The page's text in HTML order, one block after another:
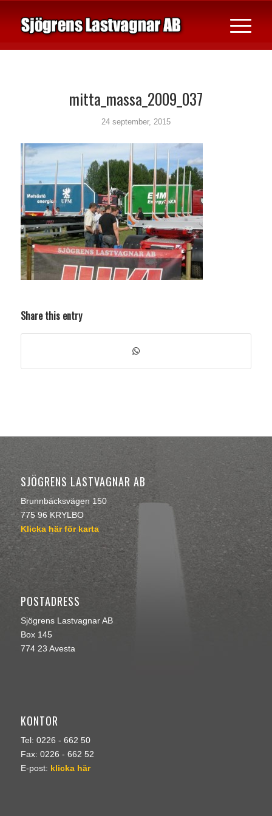
mitta_massa_2009_037
24 september, 2015
Share this entry
SJÖGRENS LASTVAGNAR AB
Brunnbäcksvägen 150
775 96 KRYLBO
Klicka här för karta
POSTADRESS
Sjögrens Lastvagnar AB
Box 145
774 23 Avesta
KONTOR
Tel: 0226 - 662 50
Fax: 0226 - 662 52
E-post: klicka här